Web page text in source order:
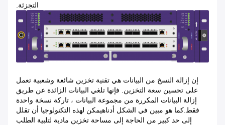
التجزئة.
إن إزالة النسخ من البيانات هي تقنية تخزين شائعة وشعبية تعمل
على تحسين سعة التخزين. فإنها تلغي البيانات الزائدة عن طريق
إزالة البيانات المكررة من مجموعة البيانات ، تاركة نسخة واحدة
فقط.كما هو مبين في الشكل أدناهيمكن لهذه التكنولوجيا أن تقلل
إلى حد كبير من الحاجة إلى مساحة تخزين مادية لتلبية الطلب